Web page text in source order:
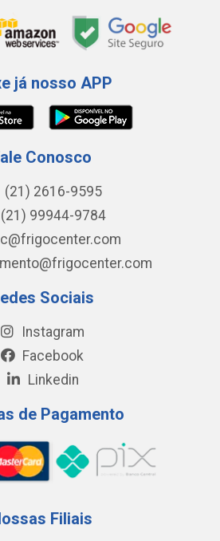
já nosso APP
Conosco
(21) 2616-9595
(21) 99944-9784
Sociais
Instagram
Facebook
Linkedin
de Pagamento
Filiais